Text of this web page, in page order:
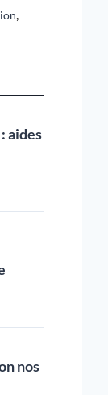
,
aides
nos